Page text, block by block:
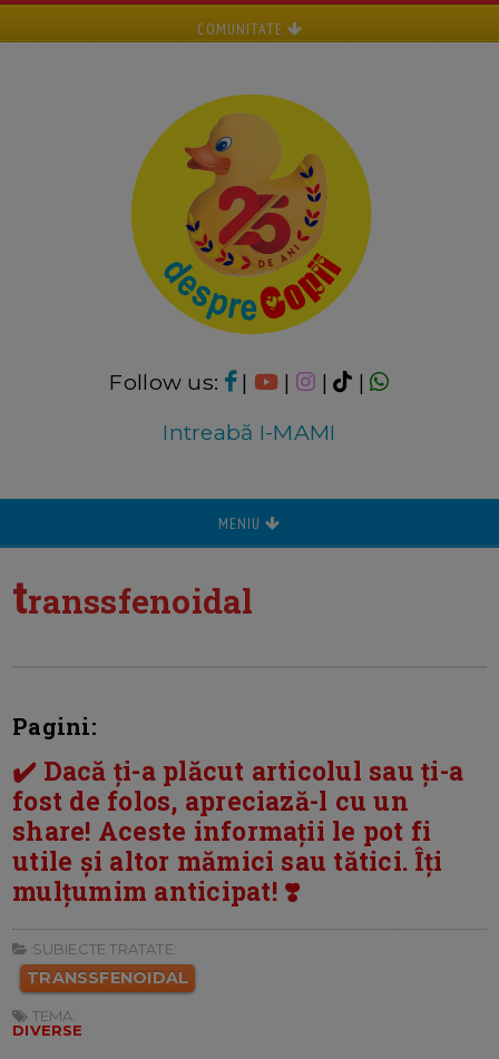
COMUNITATE
Follow us: | | |
|
Intreabă I-MAMI
MENIU
transsfenoidal
Pagini:
✔️ Dacă ți-a plăcut articolul sau ți-a
fost de folos, apreciază-l cu un
share! Aceste informații le pot fi
utile și altor mămici sau tătici. Îți
mulțumim anticipat! ❣️
SUBIECTE TRATATE:
TRANSSFENOIDAL
TEMA:
DIVERSE